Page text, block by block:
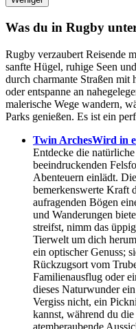
Was du in Rugby
Rugby verzaubert Reisende
sanfte Hügel, ruhige Seen
durch charmante Straßen
oder entspanne an
malerische Wege wandern,
Parks genießen. Es ist ein
Twin ArchesWird in
Entdecke die
beeindruckenden
Abenteuern einlädt.
bemerkenswerte Kraft
aufragenden Bögen
und Wanderungen
streifst, nimm das
Tierwelt um dich
ein optischer Genuss;
Rückzugsort vom
Familienausflug oder
dieses Naturwunder
Vergiss nicht, ein
kannst, während du
atemberaubende